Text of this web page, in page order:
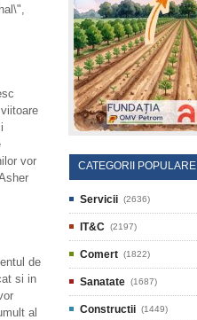
vor
de
si in
al
CATEGORII POPULARE
Servicii (2636)
IT&C (2197)
Comert (1822)
Sanatate (1687)
Constructii (1449)